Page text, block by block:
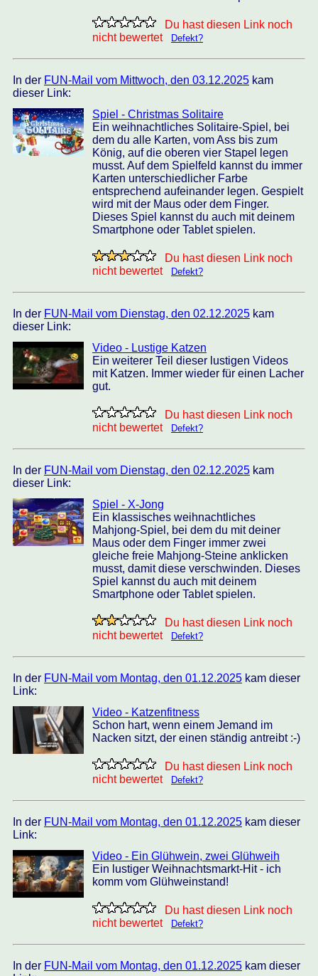
Du hast diesen Link noch
nicht bewertet
Defekt?
In der FUN-Mail vom Mittwoch, den 03.12.2025 kam
dieser Link:
Spiel - Christmas Solitaire
Ein weihnachtliches Solitaire-Spiel, bei
dem du alle Karten, vom Ass bis zum
König, auf die oberen vier Stapel legen
musst. Auf dem Spielfeld kannst du immer
Karten unterschiedlicher Farbe
entsprechend aufeinander legen. Gespielt
wird mit der Maus oder dem Finger.
Dieses Spiel kannst du auch mit deinem
Smartphone oder Tablet spielen.
Du hast diesen Link noch
nicht bewertet
Defekt?
In der FUN-Mail vom Dienstag, den 02.12.2025 kam
dieser Link:
Video - Lustige Katzen
Ein weiterer Teil dieser lustigen Videos
mit Katzen. Immer wieder für einen Lacher
gut.
Du hast diesen Link noch
nicht bewertet
Defekt?
In der FUN-Mail vom Dienstag, den 02.12.2025 kam
dieser Link:
Spiel - X-Jong
Ein klassisches weihnachtliches
Mahjong-Spiel, bei dem du mit deiner
Maus oder dem Finger immer zwei
gleiche freie Mahjong-Steine anklicken
musst, damit diese verschwinden. Dieses
Spiel kannst du auch mit deinem
Smartphone oder Tablet spielen.
Du hast diesen Link noch
nicht bewertet
Defekt?
In der FUN-Mail vom Montag, den 01.12.2025 kam dieser
Link:
Video - Katzenfitness
Schon hart, wenn einem Jemand im
Nacken sitzt, der einen ständig antreibt :-)
Du hast diesen Link noch
nicht bewertet
Defekt?
In der FUN-Mail vom Montag, den 01.12.2025 kam dieser
Link:
Video - Ein Glühwein, zwei Glühweih
Ein lustiger Weihnachtsmarkt-Hit - ich
komm vom Glühweinstand!
Du hast diesen Link noch
nicht bewertet
Defekt?
In der FUN-Mail vom Montag, den 01.12.2025 kam dieser